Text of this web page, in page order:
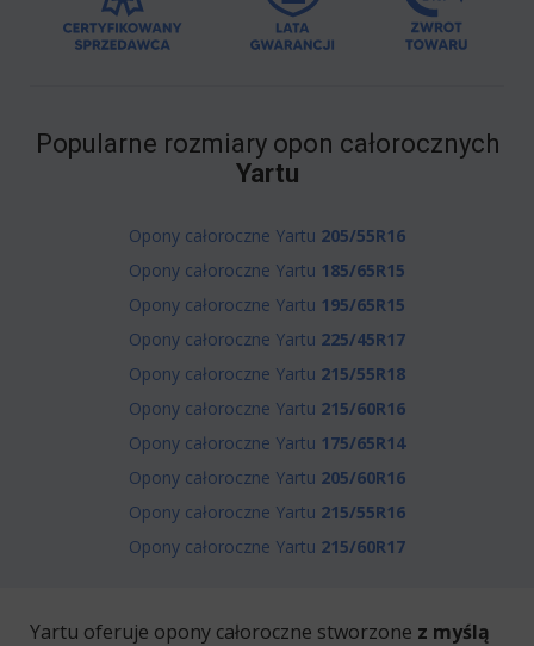
Popularne rozmiary opon całorocznych
Yartu
Opony całoroczne Yartu 205/55R16
Opony całoroczne Yartu 185/65R15
Opony całoroczne Yartu 195/65R15
Opony całoroczne Yartu 225/45R17
Opony całoroczne Yartu 215/55R18
Opony całoroczne Yartu 215/60R16
Opony całoroczne Yartu 175/65R14
Opony całoroczne Yartu 205/60R16
Opony całoroczne Yartu 215/55R16
Opony całoroczne Yartu 215/60R17
Yartu oferuje opony całoroczne stworzone z myślą